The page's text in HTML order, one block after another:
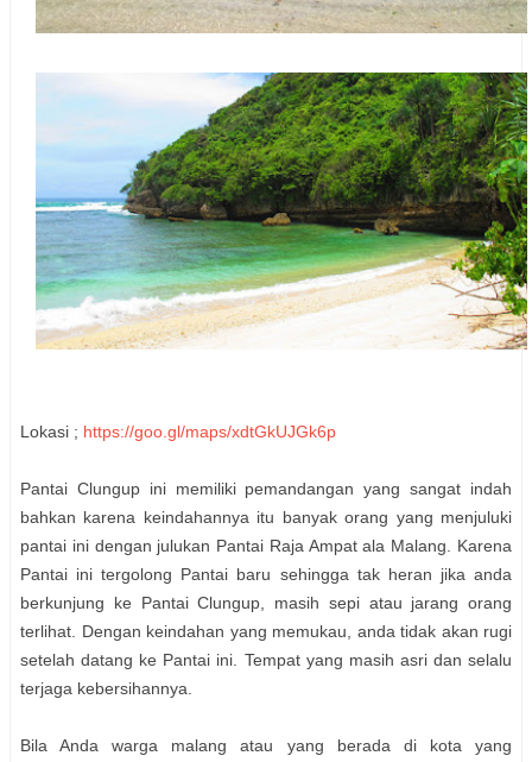
Lokasi ; https://goo.gl/maps/xdtGkUJGk6p
Pantai Clungup ini memiliki pemandangan yang sangat indah
bahkan karena keindahannya itu banyak orang yang menjuluki
pantai ini dengan julukan Pantai Raja Ampat ala Malang. Karena
Pantai ini tergolong Pantai baru sehingga tak heran jika anda
berkunjung ke Pantai Clungup, masih sepi atau jarang orang
terlihat. Dengan keindahan yang memukau, anda tidak akan rugi
setelah datang ke Pantai ini. Tempat yang masih asri dan selalu
terjaga kebersihannya.
Bila Anda warga malang atau yang berada di kota yang